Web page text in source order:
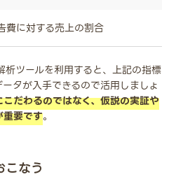
費に対する売上の割合
ツールを利用すると、上記の指標
タが入手できるので活用しましょ
だわるのではなく、仮説の実証や
重要です。
こなう